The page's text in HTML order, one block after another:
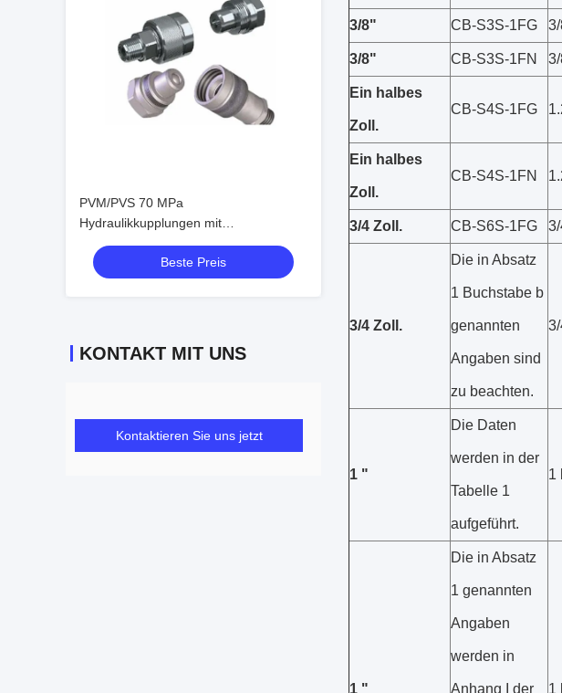
PVM/PVS 70 MPa
Hydraulikkupplungen mit
Schraubanschluss ISO 14540
Hochdruck-Konusventil-Kupplungen
Beste Preis
KONTAKT MIT UNS
Kontaktieren Sie uns jetzt
3/8" CB-S3S-1FG
3/8" CB-S3S-1FN
Ein halbes
Zoll.
CB-S4S-1FG
Ein halbes
Zoll.
CB-S4S-1FN
3/4 Zoll. CB-S6S-1FG
3/4 Zoll.
Die in Absatz
1 Buchstabe b
genannten
Angaben sind
zu beachten.
1 "
Die Daten
werden in der
Tabelle 1
aufgeführt.
1
1 "
Die in Absatz
1 genannten
Angaben
werden in
Anhang I der 1